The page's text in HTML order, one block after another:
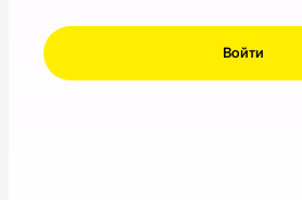
Войти